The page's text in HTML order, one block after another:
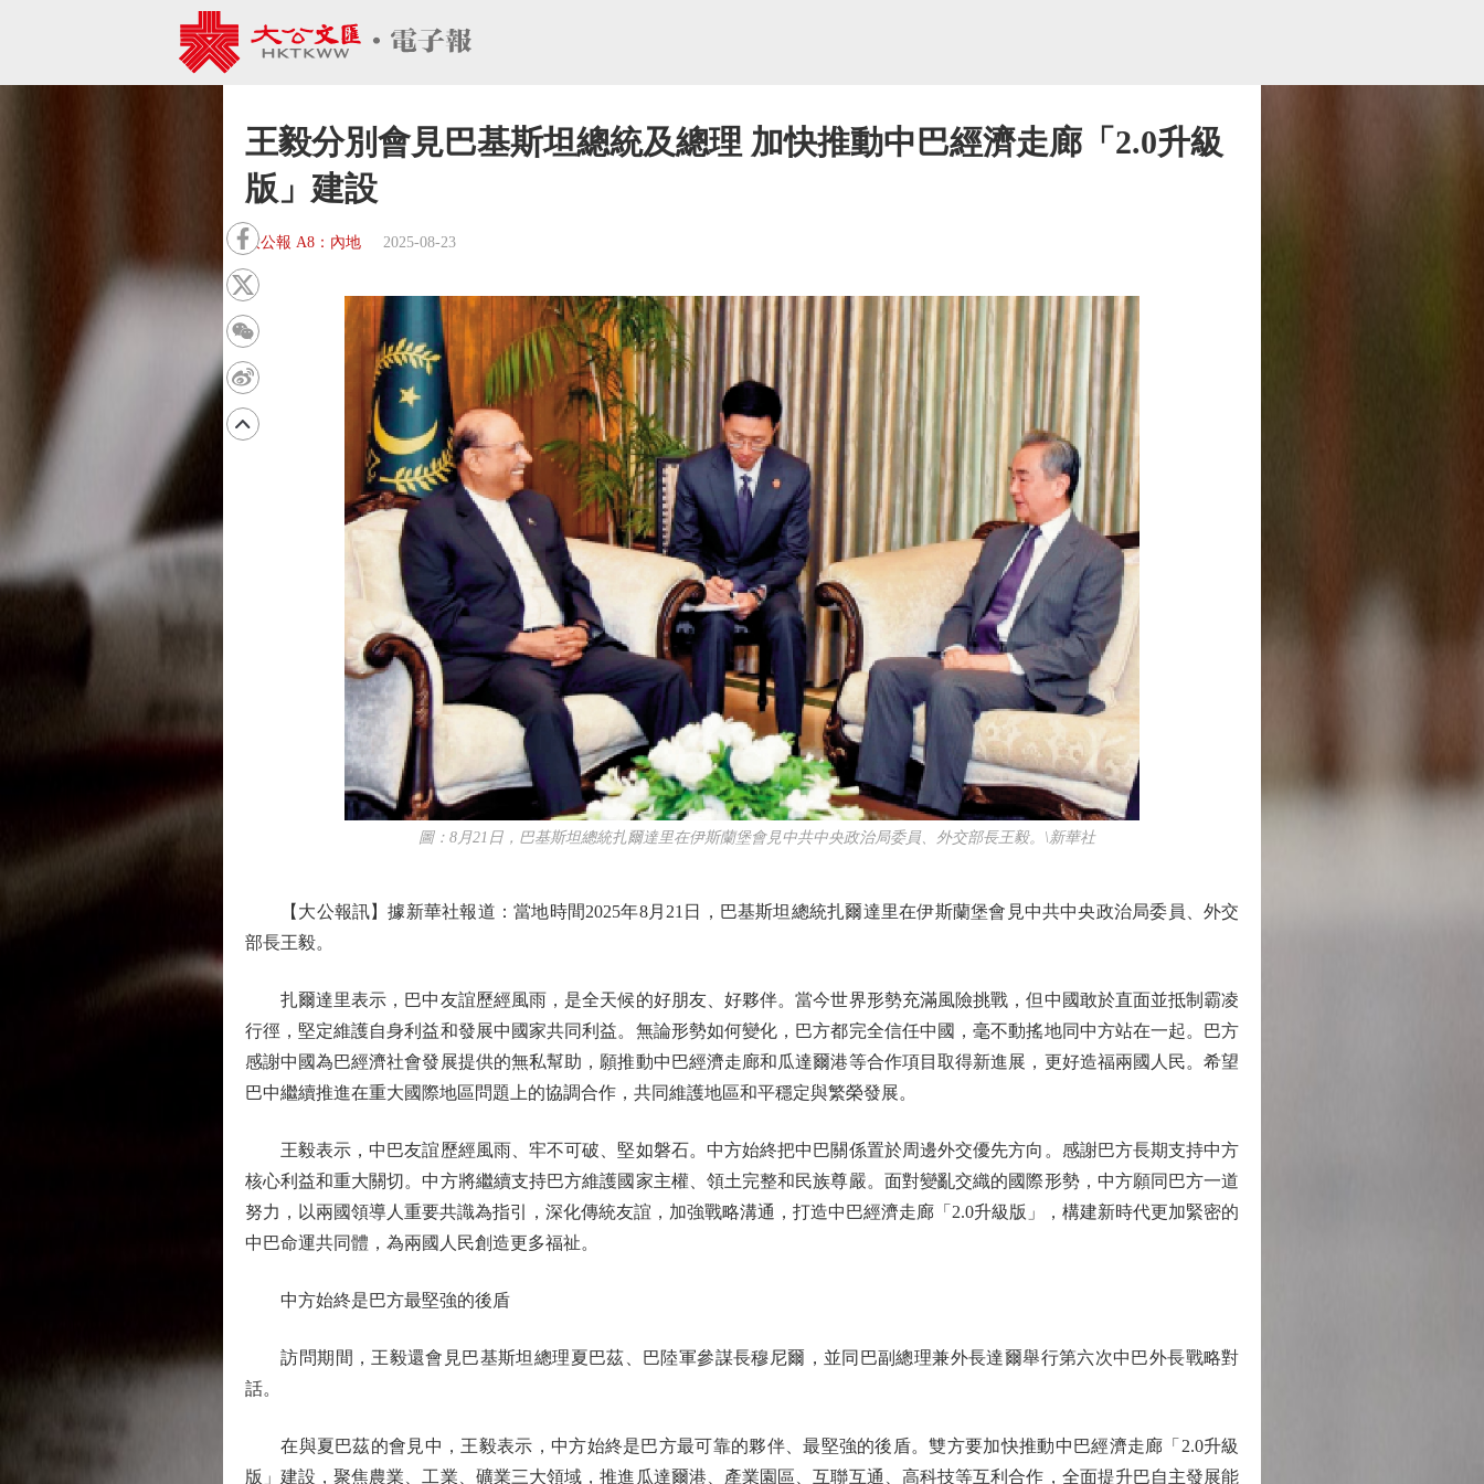
王毅分別會見巴基斯坦總統及總理 加快推動中巴經濟走廊「2.0升級
版」建設
大公報 A8：內地 2025-08-23
圖：8月21日，巴基斯坦總統扎爾達里在伊斯蘭堡會見中共中央政治局委員、外交部長王毅。\新華社
【大公報訊】據新華社報道：當地時間2025年8月21日，巴基斯坦總統扎爾達里在伊斯蘭堡會見中共中央政治局委員、外交
部長王毅。
扎爾達里表示，巴中友誼歷經風雨，是全天候的好朋友、好夥伴。當今世界形勢充滿風險挑戰，但中國敢於直面並抵制霸凌
行徑，堅定維護自身利益和發展中國家共同利益。無論形勢如何變化，巴方都完全信任中國，毫不動搖地同中方站在一起。巴方
感謝中國為巴經濟社會發展提供的無私幫助，願推動中巴經濟走廊和瓜達爾港等合作項目取得新進展，更好造福兩國人民。希望
巴中繼續推進在重大國際地區問題上的協調合作，共同維護地區和平穩定與繁榮發展。
王毅表示，中巴友誼歷經風雨、牢不可破、堅如磐石。中方始終把中巴關係置於周邊外交優先方向。感謝巴方長期支持中方
核心利益和重大關切。中方將繼續支持巴方維護國家主權、領土完整和民族尊嚴。面對變亂交織的國際形勢，中方願同巴方一道
努力，以兩國領導人重要共識為指引，深化傳統友誼，加強戰略溝通，打造中巴經濟走廊「2.0升級版」，構建新時代更加緊密的
中巴命運共同體，為兩國人民創造更多福祉。
中方始終是巴方最堅強的後盾
訪問期間，王毅還會見巴基斯坦總理夏巴茲、巴陸軍參謀長穆尼爾，並同巴副總理兼外長達爾舉行第六次中巴外長戰略對
話。
在與夏巴茲的會見中，王毅表示，中方始終是巴方最可靠的夥伴、最堅強的後盾。雙方要加快推動中巴經濟走廊「2.0升級
版」建設，聚焦農業、工業、礦業三大領域，推進瓜達爾港、產業園區、互聯互通、高科技等互利合作，全面提升巴自主發展能